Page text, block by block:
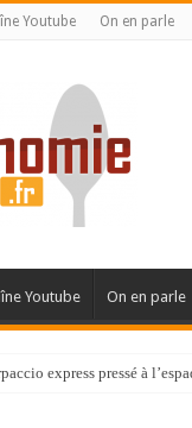
Youtube On en parle
Youtube On en parle
express pressé à